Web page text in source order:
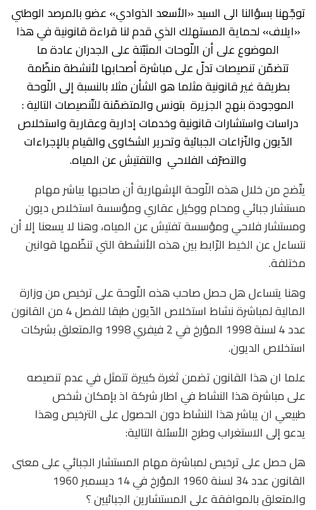
توجّهنا بسؤالنا الى السيد «الأسعد الذوادي» عضو بالمرصد الوطني
«ايلاف» لحماية المستهلك الذي قدم لنا قراءة قانونية في هذا
الموضوع على أن اللّوحات المثبّتة على الجدران عادة ما
تتضمّن تنصيصات تدلّ على مباشرة أصحابها لأنشطة منظّمة
بطريقة غير قانونية مثلما هو الشأن مثلا بالنسبة إلى اللّوحة
الموجودة بنهج الجزيرة بتونس والمتضمّنة للتّنصيصات التالية :
دراسات واستشارات قانونية وخدمات إدارية وعقارية واستخلاص
الدّيون والنّزاعات الجبائية وتحرير الشكاوى والقيام بالإجراءات
والتصرّف الفلاحي والتفتيش عن المياه.
يتّضح من خلال هذه اللّوحة الإشهارية أن صاحبها يباشر مهام
مستشار جبائي ومحام ووكيل عقاري ومؤسسة استخلاص ديون
ومستشار فلاحي ومؤسسة تفتيش عن المياه، وهنا لا يسعنا إلا أن
نتساءل عن الخيط الرّابط بين هذه الأنشطة التي تنظّمها قوانين
مختلفة.
وهنا يتساءل هل حصل صاحب هذه اللّوحة على ترخيص من وزارة
المالية لمباشرة نشاط استخلاص الدّيون طبقا للفصل 4 من القانون
عدد 4 لسنة 1998 المؤرخ في 2 فيفري 1998 والمتعلق بشركات
استخلاص الديون.
علما ان هذا القانون تضمن ثغرة كبيرة تتمثل في عدم تنصيصه
على مباشرة هذا النشاط في اطار شركة اذ بإمكان شخص
طبيعي ان يباشر هذا النشاط دون الحصول على الترخيص وهذا
يدعو إلى الاستغراب وطرح الأسئلة التالية:
هل حصل على ترخيص لمباشرة مهام المستشار الجبائي على معنى
القانون عدد 34 لسنة 1960 المؤرخ في 14 ديسمبر 1960
والمتعلق بالموافقة على المستشارين الجبائيين ؟